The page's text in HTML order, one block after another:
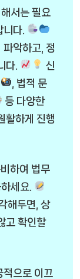
서는 필요
다.
파악하고, 정
다.
신
, 법적 문
등 다양한
활하게 진행
하여 법무
세요.
해두면, 상
고 확인할
적으로 이끄